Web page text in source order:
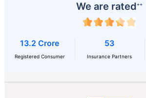
We are rated++
13.2 Crore
Registered Consumer
53
Insurance Partners